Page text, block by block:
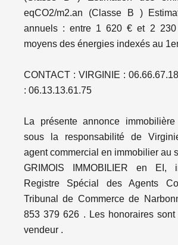
eqCO2/m2.an (Classe B )
annuels : entre 1 620 € et 2
moyens des énergies indexés au
CONTACT : VIRGINIE :
: 06.13.13.61.75
La présente annonce
sous la responsabilité de
agent commercial en immobilier au
GRIMOIS IMMOBILIER en EI,
Registre Spécial des Agents
Tribunal de Commerce de
853 379 626 . Les honoraires
vendeur .